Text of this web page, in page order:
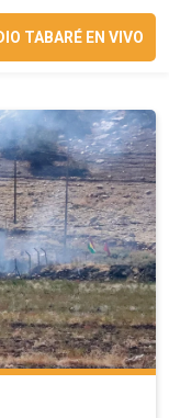
TABARÉ EN VIVO